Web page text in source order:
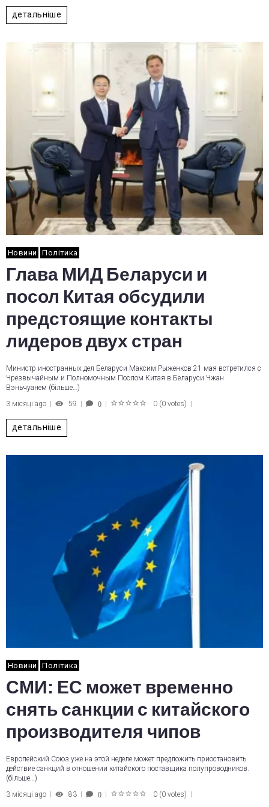
детальніше
Новини Політика
Глава МИД Беларуси и
посол Китая обсудили
предстоящие контакты
лидеров двух стран
Министр иностранных дел Беларуси Максим Рыженков 21 мая встретился с
Чрезвычайным и Полномочным Послом Китая в Беларуси Чжан
Вэньчуанем (більше…)
3 місяці ago
59 0 0 (0 votes)
детальніше
Новини Політика
СМИ: ЕС может временно
снять санкции с китайского
производителя чипов
Европейский Союз уже на этой неделе может предложить приостановить
действие санкций в отношении китайского поставщика полупроводников.
(більше…)
3 місяці ago
83 0 0 (0 votes)